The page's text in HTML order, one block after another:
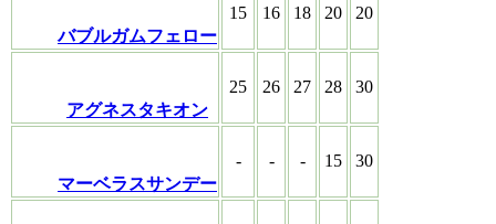
バブルガムフェロー
15 16 18 20 20
アグネスタキオン
25 26 27 28 30
マーベラスサンデー
- - - 15 30